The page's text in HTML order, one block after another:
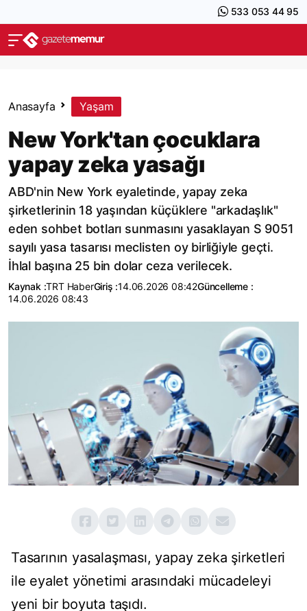
533 053 44 95
Anasayfa Yaşam
New York'tan çocuklara
yapay zeka yasağı
ABD'nin New York eyaletinde, yapay zeka
şirketlerinin 18 yaşından küçüklere "arkadaşlık"
eden sohbet botları sunmasını yasaklayan S 9051
sayılı yasa tasarısı meclisten oy birliğiyle geçti.
İhlal başına 25 bin dolar ceza verilecek.
Kaynak :TRT HaberGiriş :14.06.2026 08:42Güncelleme :
14.06.2026 08:43
Tasarının yasalaşması, yapay zeka şirketleri
ile eyalet yönetimi arasındaki mücadeleyi
yeni bir boyuta taşıdı.